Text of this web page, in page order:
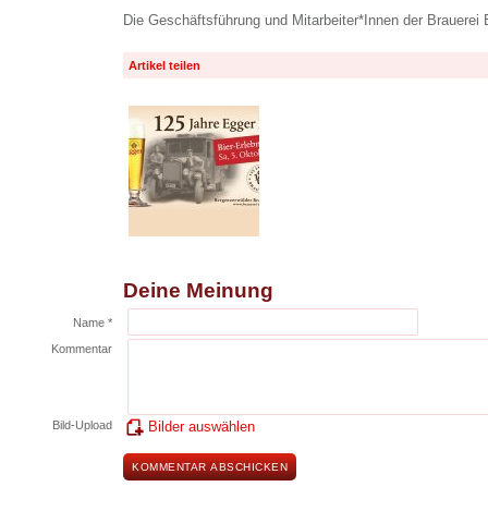
Die Geschäftsführung und Mitarbeiter*Innen der Brauerei
Artikel teilen
Deine Meinung
Name *
Kommentar
Bild-Upload Bilder auswählen